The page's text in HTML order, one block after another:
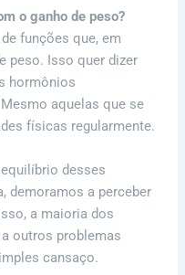
o ganho de peso?
funções que, em
peso. Isso quer dizer
hormônios
aquelas que se
físicas regularmente.
desses
demoramos a perceber
a maioria dos
outros problemas
cansaço.